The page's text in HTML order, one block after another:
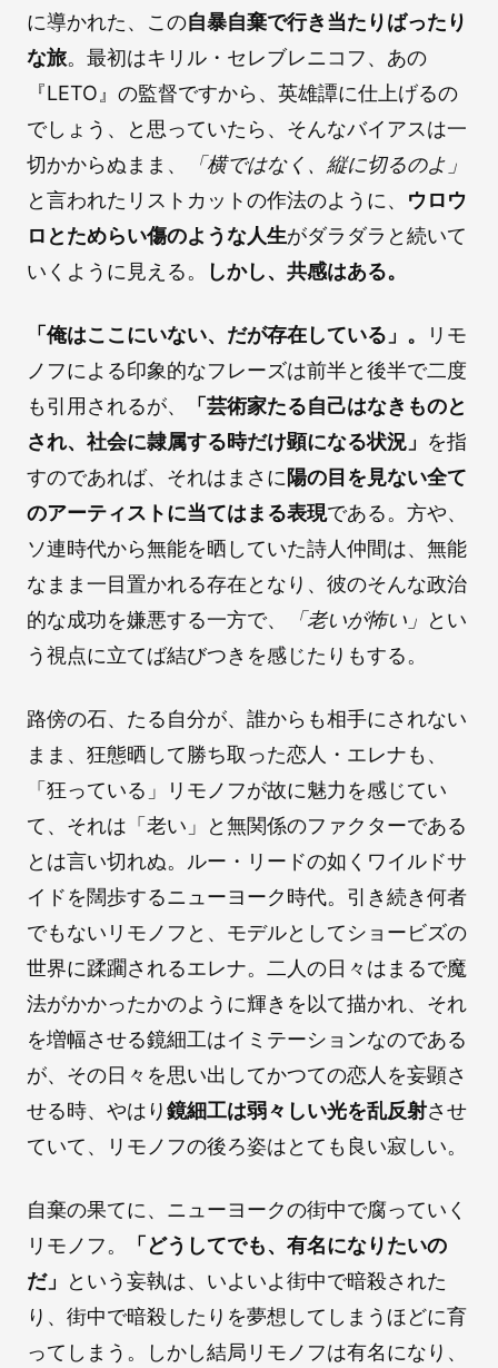
に導かれた、この自暴自棄で行き当たりばったり
な旅。最初はキリル・セレブレニコフ、あの
『LETO』の監督ですから、英雄譚に仕上げるの
でしょう、と思っていたら、そんなバイアスは一
切かからぬまま、
「横ではなく、縦に切るのよ」
と言われたリストカットの作法のように、 ウロウ
ロとためらい傷のような人生がダラダラと続いて
いくように見える。
しかし、共感はある。
「俺はここにいない、だが存在している」。
リモ
ノフによる印象的なフレーズは前半と後半で二度
も引用されるが、
「芸術家たる自己はなきものと
され、社会に隷属する時だけ顕になる状況」 を指
すのであれば、それはまさに陽の目を見ない全て
のアーティストに当てはまる表現である。方や、
ソ連時代から無能を晒していた詩人仲間は、無能
なまま一目置かれる存在となり、彼のそんな政治
的な成功を嫌悪する一方で、
「老いが怖い」 とい
う視点に立てば結びつきを感じたりもする。
路傍の石、たる自分が、誰からも相手にされない
まま、狂態晒して勝ち取った恋人・エレナも、
「狂っている」リモノフが故に魅力を感じてい
て、それは「老い」と無関係のファクターである
とは言い切れぬ。ルー・リードの如くワイルドサ
イドを闊歩するニューヨーク時代。引き続き何者
でもないリモノフと、モデルとしてショービズの
世界に蹂躙されるエレナ。二人の日々はまるで魔
法がかかったかのように輝きを以て描かれ、それ
を増幅させる鏡細工はイミテーションなのである
が、その日々を思い出してかつての恋人を妄顕さ
せる時、やはり鏡細工は弱々しい光を乱反射させ
ていて、リモノフの後ろ姿はとても良い寂しい。
自棄の果てに、ニューヨークの街中で腐っていく
リモノフ。
「どうしてでも、有名になりたいの
だ」
という妄執は、いよいよ街中で暗殺された
り、街中で暗殺したりを夢想してしまうほどに育
ってしまう。しかし結局リモノフは有名になり、